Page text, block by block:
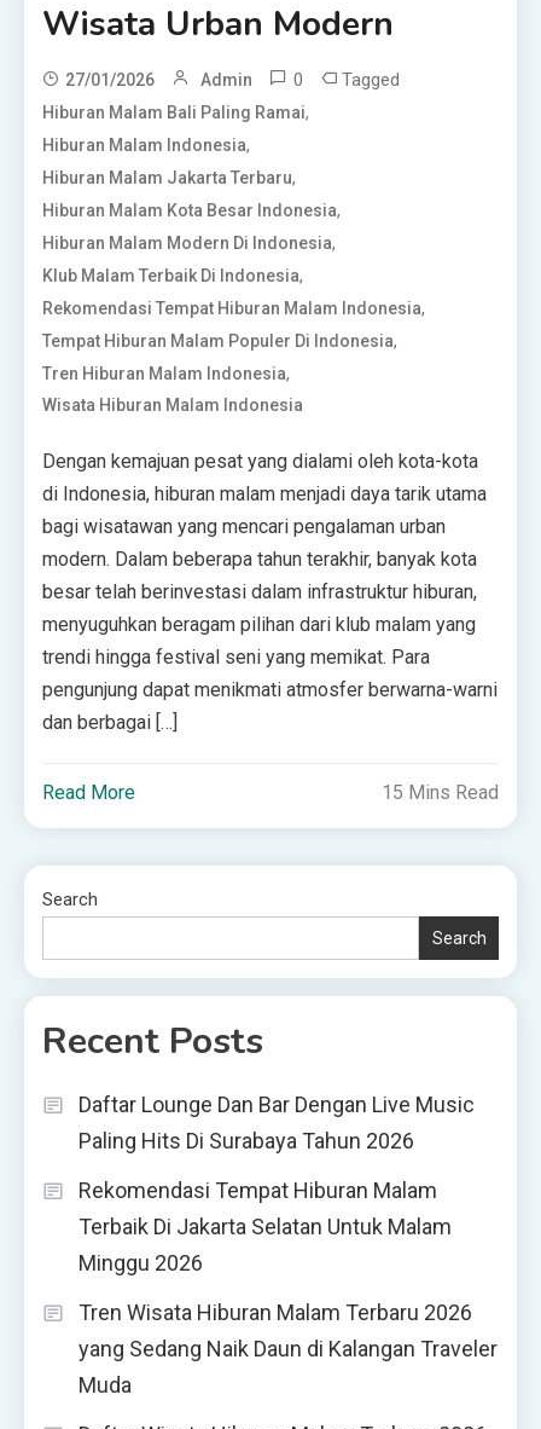
Wisata Urban Modern
27/01/2026 Admin 0 Tagged
Hiburan Malam Bali Paling Ramai,
Hiburan Malam Indonesia,
Hiburan Malam Jakarta Terbaru,
Hiburan Malam Kota Besar Indonesia,
Hiburan Malam Modern Di Indonesia,
Klub Malam Terbaik Di Indonesia,
Rekomendasi Tempat Hiburan Malam Indonesia,
Tempat Hiburan Malam Populer Di Indonesia,
Tren Hiburan Malam Indonesia,
Wisata Hiburan Malam Indonesia
Dengan kemajuan pesat yang dialami oleh kota-kota
di Indonesia, hiburan malam menjadi daya tarik utama
bagi wisatawan yang mencari pengalaman urban
modern. Dalam beberapa tahun terakhir, banyak kota
besar telah berinvestasi dalam infrastruktur hiburan,
menyuguhkan beragam pilihan dari klub malam yang
trendi hingga festival seni yang memikat. Para
pengunjung dapat menikmati atmosfer berwarna-warni
dan berbagai […]
Read More 15 Mins Read
Search
Search
Recent Posts
Daftar Lounge Dan Bar Dengan Live Music
Paling Hits Di Surabaya Tahun 2026
Rekomendasi Tempat Hiburan Malam
Terbaik Di Jakarta Selatan Untuk Malam
Minggu 2026
Tren Wisata Hiburan Malam Terbaru 2026
yang Sedang Naik Daun di Kalangan Traveler
Muda